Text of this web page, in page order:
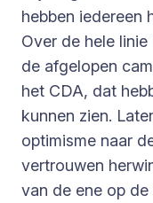
hebben iedereen
Over de hele
de afgelopen
het CDA, dat
kunnen zien.
optimisme naar
vertrouwen
van de ene op